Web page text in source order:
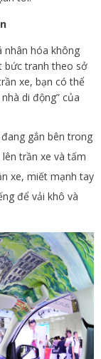
nhân hóa không
bức tranh theo sở
xe, bạn có thể
di động” của
gắn bên trong
trần xe và tấm
xe, miết mạnh tay
để vải khô và